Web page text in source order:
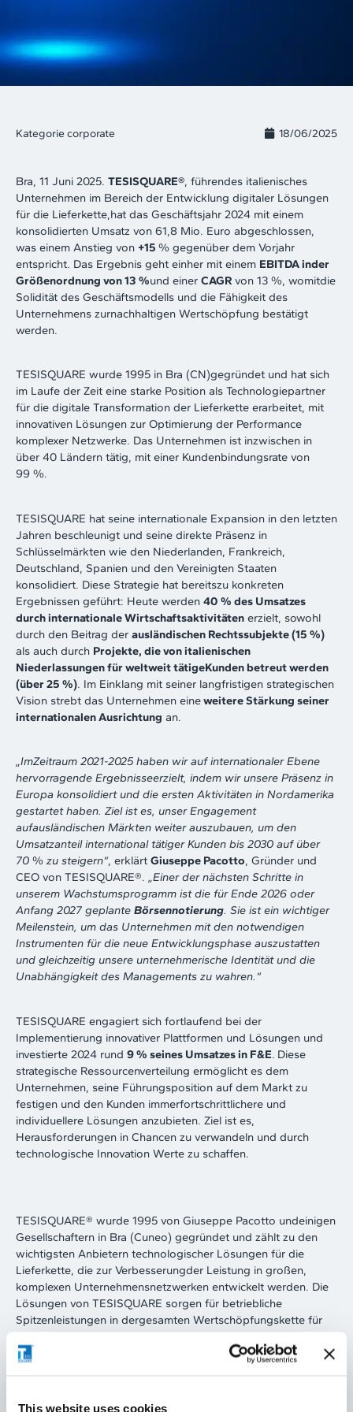
This website uses cookies
Kategorie corporate 18/06/2025
Bra, 11 Juni 2025. TESISQUARE®, führendes italienisches
Unternehmen im Bereich der Entwicklung digitaler Lösungen
für die Lieferkette,hat das Geschäftsjahr 2024 mit einem
konsolidierten Umsatz von 61,8 Mio. Euro abgeschlossen,
was einem Anstieg von +15 % gegenüber dem Vorjahr
entspricht. Das Ergebnis geht einher mit einem EBITDA inder
Größenordnung von 13 %und einer CAGR von 13 %, womitdie
Solidität des Geschäftsmodells und die Fähigkeit des
Unternehmens zurnachhaltigen Wertschöpfung bestätigt
werden.
TESISQUARE wurde 1995 in Bra (CN)gegründet und hat sich
im Laufe der Zeit eine starke Position als Technologiepartner
für die digitale Transformation der Lieferkette erarbeitet, mit
innovativen Lösungen zur Optimierung der Performance
komplexer Netzwerke. Das Unternehmen ist inzwischen in
über 40 Ländern tätig, mit einer Kundenbindungsrate von
99 %.
TESISQUARE hat seine internationale Expansion in den letzten
Jahren beschleunigt und seine direkte Präsenz in
Schlüsselmärkten wie den Niederlanden, Frankreich,
Deutschland, Spanien und den Vereinigten Staaten
konsolidiert. Diese Strategie hat bereitszu konkreten
Ergebnissen geführt: Heute werden 40 % des Umsatzes
durch internationale Wirtschaftsaktivitäten erzielt, sowohl
durch den Beitrag der ausländischen Rechtssubjekte (15 %)
als auch durch Projekte, die von italienischen
Niederlassungen für weltweit tätigeKunden betreut werden
(über 25 %). Im Einklang mit seiner langfristigen strategischen
Vision strebt das Unternehmen eineweitere Stärkung seiner
internationalen Ausrichtung an.
„ImZeitraum 2021-2025 haben wir auf internationaler Ebene
hervorragende Ergebnisseerzielt, indem wir unsere Präsenz in
Europa konsolidiert und die ersten Aktivitäten in Nordamerika
gestartet haben. Ziel ist es, unser Engagement
aufausländischen Märkten weiter auszubauen, um den
Umsatzanteil international tätiger Kunden bis 2030 auf über
70 % zu steigern“, erklärt Giuseppe Pacotto, Gründer und
CEO von TESISQUARE®. „Einer der nächsten Schritte in
unserem Wachstumsprogramm ist die für Ende 2026 oder
Anfang 2027 geplante Börsennotierung. Sie ist ein wichtiger
Meilenstein, um das Unternehmen mit den notwendigen
Instrumenten für die neue Entwicklungsphase auszustatten
und gleichzeitig unsere unternehmerische Identität und die
Unabhängigkeit des Managements zu wahren.“
TESISQUARE engagiert sich fortlaufend bei der
Implementierung innovativer Plattformen und Lösungen und
investierte 2024 rund 9 % seines Umsatzes in F&E. Diese
strategische Ressourcenverteilung ermöglicht es dem
Unternehmen, seine Führungsposition auf dem Markt zu
festigen und den Kunden immerfortschrittlichere und
individuellere Lösungen anzubieten. Ziel ist es,
Herausforderungen in Chancen zu verwandeln und durch
technologische Innovation Werte zu schaffen.
TESISQUARE® wurde 1995 von Giuseppe Pacotto undeinigen
Gesellschaftern in Bra (Cuneo) gegründet und zählt zu den
wichtigsten Anbietern technologischer Lösungen für die
Lieferkette, die zur Verbesserungder Leistung in großen,
komplexen Unternehmensnetzwerken entwickelt werden. Die
Lösungen von TESISQUARE sorgen für betriebliche
Spitzenleistungen in dergesamten Wertschöpfungskette für
alle beteiligten Akteure wie Hersteller, Händler, Verbraucher
und andere Marktteilnehmer. 2024 hat das Unternehmen
Kundenbindungsrate von 99 %. Das Unternehmen arbeitet